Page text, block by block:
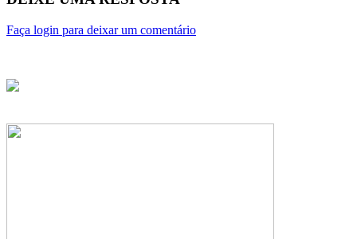
Faça login para deixar um comentário